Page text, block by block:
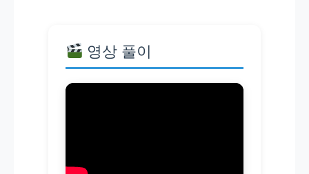
영상 풀이